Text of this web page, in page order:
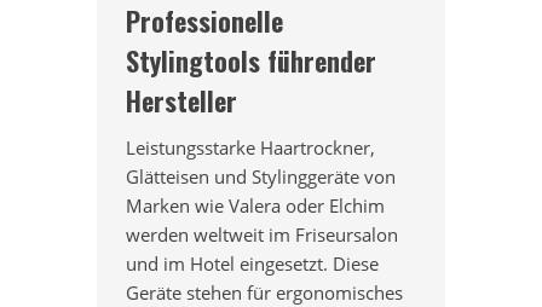
Professionelle
Stylingtools führender
Hersteller
Leistungsstarke Haartrockner,
Glätteisen und Stylinggeräte von
Marken wie Valera oder Elchim
werden weltweit im Friseursalon
und im Hotel eingesetzt. Diese
Geräte stehen für ergonomisches